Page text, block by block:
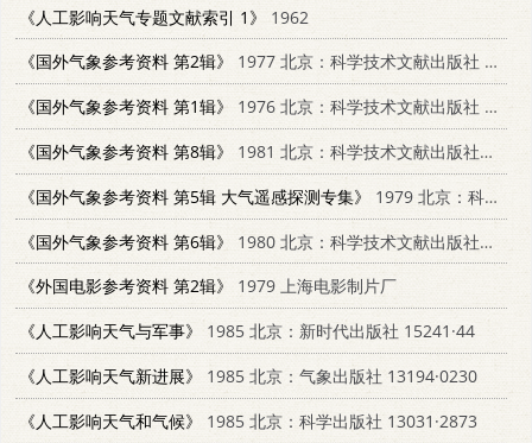
《人工影响天气专题文献索引 1》
1962
《国外气象参考资料 第2辑》
1977 北京：科学技术文献出版社 13176·19
《国外气象参考资料 第1辑》
1976 北京：科学技术文献出版社 13176·12
《国外气象参考资料 第8辑》
1981 北京：科学技术文献出版社；重庆分社 13176·88
《国外气象参考资料 第5辑 大气遥感探测专集》
1979 北京：科学技术文献出版社；重庆分社 13176.57
《国外气象参考资料 第6辑》
1980 北京：科学技术文献出版社；重庆分社 13176·61
《外国电影参考资料 第2辑》
1979 上海电影制片厂
《人工影响天气与军事》
1985 北京：新时代出版社 15241·44
《人工影响天气新进展》
1985 北京：气象出版社 13194·0230
《人工影响天气和气候》
1985 北京：科学出版社 13031·2873